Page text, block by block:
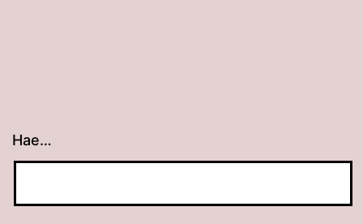
Hae…
Kun tuloksia tulee, voit selata niitä